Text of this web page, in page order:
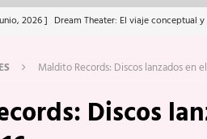
2026 ] Dream Theater: El viaje conceptual
2026 ] Vamos Con Todo: El rock urbano
2026 ]
Ave Exsilyum, los que van a
Maldito Records: Discos lanzados en
Discos